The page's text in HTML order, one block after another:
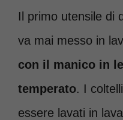
Il primo utensile di
va mai messo in
con il manico in
temperato. I
essere lavati in